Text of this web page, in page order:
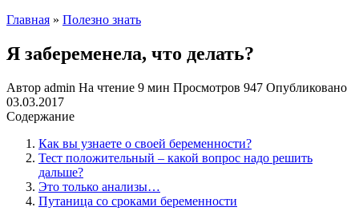
Главная » Полезно знать
Я забеременела, что делать?
Автор admin На чтение 9 мин Просмотров 947 Опубликовано
03.03.2017
Содержание
Как вы узнаете о своей беременности?
Тест положительный – какой вопрос надо решить
дальше?
Это только анализы…
Путаница со сроками беременности